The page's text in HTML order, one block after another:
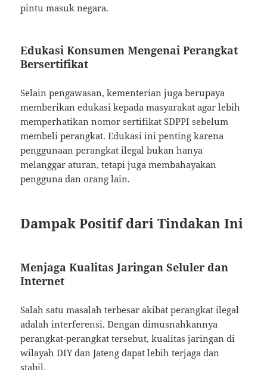
pintu masuk negara.
Edukasi Konsumen Mengenai Perangkat
Bersertifikat
Selain pengawasan, kementerian juga berupaya
memberikan edukasi kepada masyarakat agar lebih
memperhatikan nomor sertifikat SDPPI sebelum
membeli perangkat. Edukasi ini penting karena
penggunaan perangkat ilegal bukan hanya
melanggar aturan, tetapi juga membahayakan
pengguna dan orang lain.
Dampak Positif dari Tindakan Ini
Menjaga Kualitas Jaringan Seluler dan
Internet
Salah satu masalah terbesar akibat perangkat ilegal
adalah interferensi. Dengan dimusnahkannya
perangkat-perangkat tersebut, kualitas jaringan di
wilayah DIY dan Jateng dapat lebih terjaga dan
stabil.